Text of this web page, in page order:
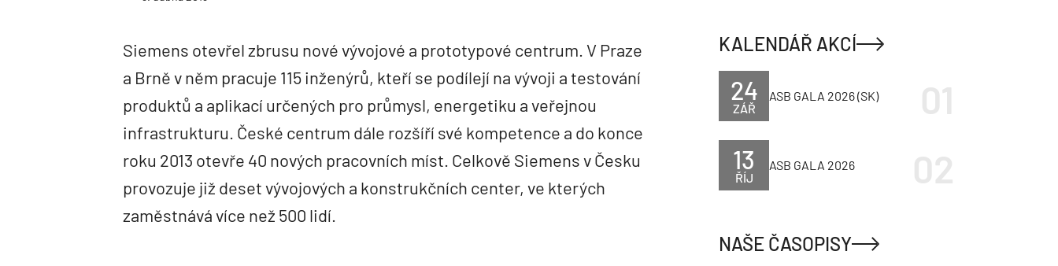
Siemens otevřel zbrusu nové vývojové a prototypové centrum. V Praze
a Brně v něm pracuje 115 inženýrů, kteří se podílejí na vývoji a testování
produktů a aplikací určených pro průmysl, energetiku a veřejnou
infrastrukturu. České centrum dále rozšíří své kompetence a do konce
roku 2013 otevře 40 nových pracovních míst. Celkově Siemens v Česku
provozuje již deset vývojových a konstrukčních center, ve kterých
zaměstnává více než 500 lidí.
KALENDÁŘ AKCÍ
ZÁŘ
24 ASB GALA 2026 (SK)
ŘÍJ
13 ASB GALA 2026
NAŠE ČASOPISY